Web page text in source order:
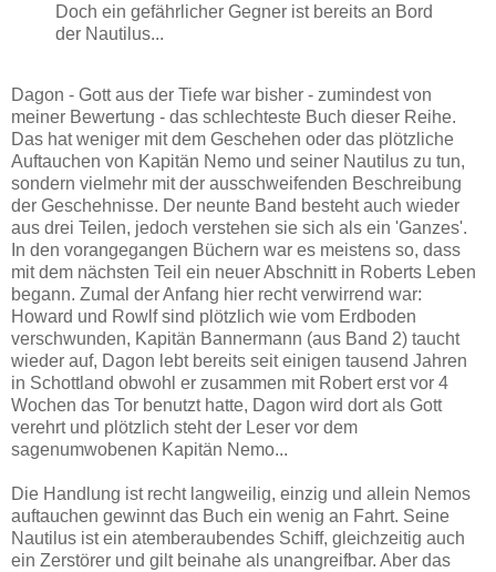
Doch ein gefährlicher Gegner ist bereits an Bord
der Nautilus...
Dagon - Gott aus der Tiefe war bisher - zumindest von
meiner Bewertung - das schlechteste Buch dieser Reihe.
Das hat weniger mit dem Geschehen oder das plötzliche
Auftauchen von Kapitän Nemo und seiner Nautilus zu tun,
sondern vielmehr mit der ausschweifenden Beschreibung
der Geschehnisse. Der neunte Band besteht auch wieder
aus drei Teilen, jedoch verstehen sie sich als ein 'Ganzes'.
In den vorangegangen Büchern war es meistens so, dass
mit dem nächsten Teil ein neuer Abschnitt in Roberts Leben
begann. Zumal der Anfang hier recht verwirrend war:
Howard und Rowlf sind plötzlich wie vom Erdboden
verschwunden, Kapitän Bannermann (aus Band 2) taucht
wieder auf, Dagon lebt bereits seit einigen tausend Jahren
in Schottland obwohl er zusammen mit Robert erst vor 4
Wochen das Tor benutzt hatte, Dagon wird dort als Gott
verehrt und plötzlich steht der Leser vor dem
sagenumwobenen Kapitän Nemo...
Die Handlung ist recht langweilig, einzig und allein Nemos
auftauchen gewinnt das Buch ein wenig an Fahrt. Seine
Nautilus ist ein atemberaubendes Schiff, gleichzeitig auch
ein Zerstörer und gilt beinahe als unangreifbar. Aber das